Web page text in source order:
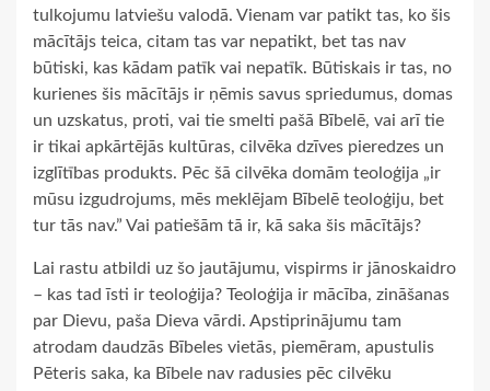
tulkojumu latviešu valodā. Vienam var patikt tas, ko šis
mācītājs teica, citam tas var nepatikt, bet tas nav
būtiski, kas kādam patīk vai nepatīk. Būtiskais ir tas, no
kurienes šis mācītājs ir ņēmis savus spriedumus, domas
un uzskatus, proti, vai tie smelti pašā Bībelē, vai arī tie
ir tikai apkārtējās kultūras, cilvēka dzīves pieredzes un
izglītības produkts. Pēc šā cilvēka domām teoloģija „ir
mūsu izgudrojums, mēs meklējam Bībelē teoloģiju, bet
tur tās nav.” Vai patiešām tā ir, kā saka šis mācītājs?
Lai rastu atbildi uz šo jautājumu, vispirms ir jānoskaidro
– kas tad īsti ir teoloģija? Teoloģija ir mācība, zināšanas
par Dievu, paša Dieva vārdi. Apstiprinājumu tam
atrodam daudzās Bībeles vietās, piemēram, apustulis
Pēteris saka, ka Bībele nav radusies pēc cilvēku